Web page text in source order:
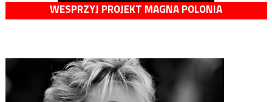
WESPRZYJ PROJEKT MAGNA POLONIA